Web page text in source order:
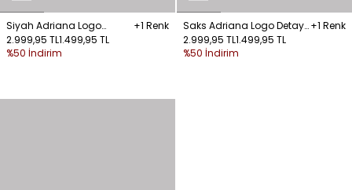
Siyah Adriana Logo
Detaylı Mayo
+1 Renk
2.999,95 TL1.499,95 TL
%50 İndirim
Saks Adriana Logo Detaylı
Mayo
+1 Renk
2.999,95 TL1.499,95 TL
%50 İndirim